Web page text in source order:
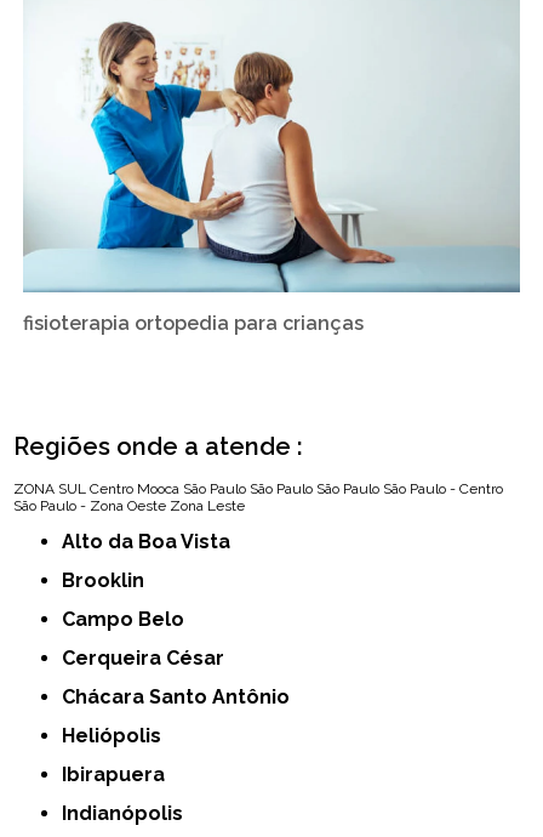
fisioterapia ortopedia para crianças
Regiões onde a atende :
ZONA SUL Centro Mooca São Paulo São Paulo São Paulo São Paulo - Centro
São Paulo - Zona Oeste Zona Leste
Alto da Boa Vista
Brooklin
Campo Belo
Cerqueira César
Chácara Santo Antônio
Heliópolis
Ibirapuera
Indianópolis